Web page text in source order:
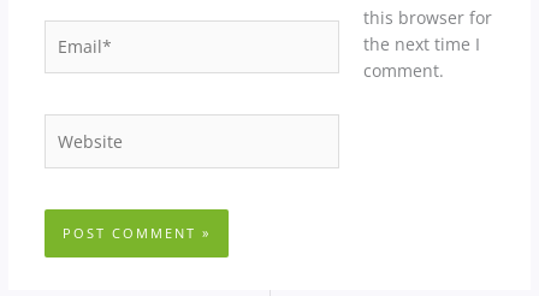
this browser for
the next time I
comment.